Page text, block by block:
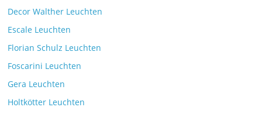
Decor Walther Leuchten
Escale Leuchten
Florian Schulz Leuchten
Foscarini Leuchten
Gera Leuchten
Holtkötter Leuchten